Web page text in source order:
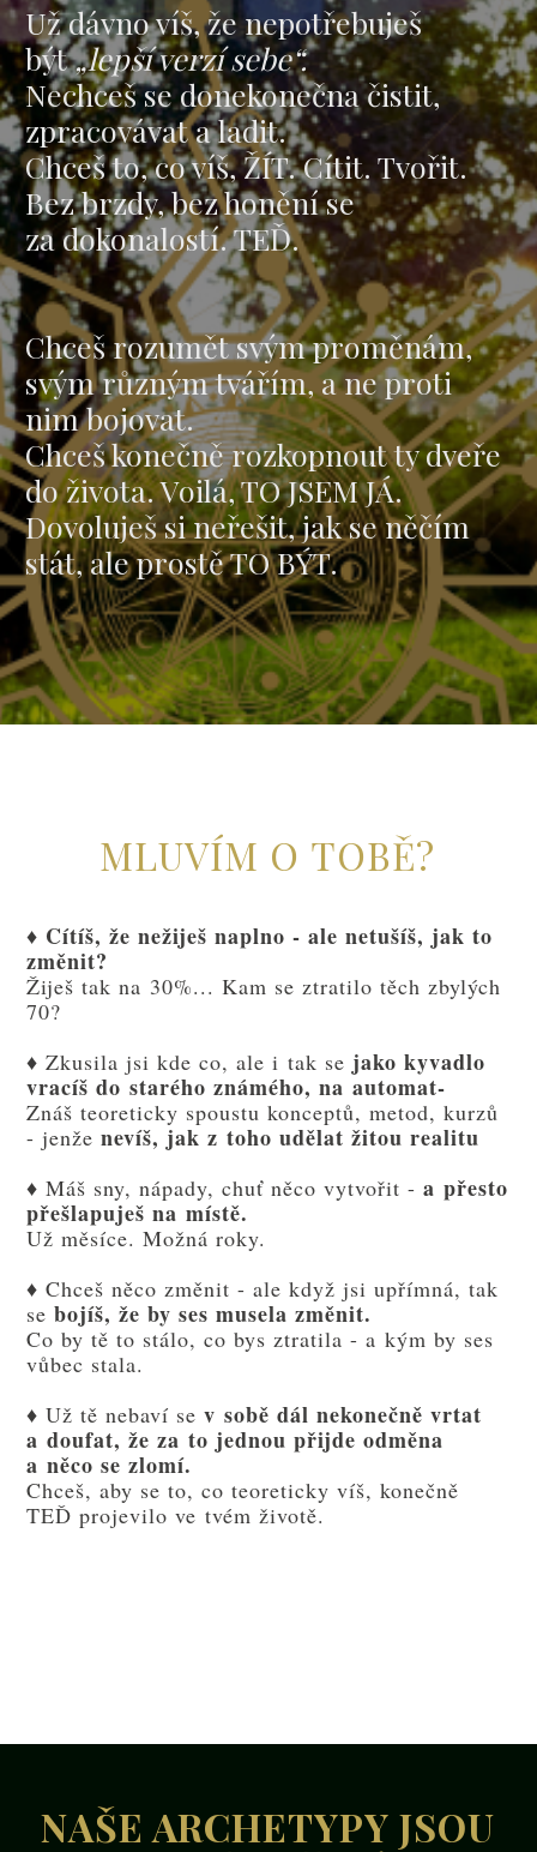
Už dávno víš, že nepotřebuješ
být„lepší verzí sebe“.
Nechceš se donekonečna čistit,
zpracovávat a ladit.
Chceš to, co víš, ŽÍT. Cítit. Tvořit.
Bez brzdy, bez honění se
za dokonalostí. TEĎ.
Chceš rozumět svým proměnám,
svým různým tvářím, a ne proti
nim bojovat.
Chceš konečně rozkopnout ty dveře
do života. Voilá, TO JSEM JÁ.
Dovoluješ si neřešit, jak se něčím
stát, ale prostě TO BÝT.
MLUVÍM O TOBĚ?
♦ Cítíš, že nežiješ naplno - ale netušíš, jak to
změnit?
Žiješ tak na 30%... Kam se ztratilo těch zbylých
70?
♦ Zkusila jsi kde co, ale i tak se jako kyvadlo
vracíš do starého známého, na automat-
Znáš teoreticky spoustu konceptů, metod, kurzů
- jenže nevíš, jak z toho udělat žitou realitu
♦ Máš sny, nápady, chuť něco vytvořit - a přesto
přešlapuješ na místě.
Už měsíce. Možná roky.
♦ Chceš něco změnit - ale když jsi upřímná, tak
se bojíš, že by ses musela změnit.
Co by tě to stálo, co bys ztratila - a kým by ses
vůbec stala.
♦ Už tě nebaví se v sobě dál nekonečně vrtat
a doufat, že za to jednou přijde odměna
a něco se zlomí.
Chceš, aby se to, co teoreticky víš, konečně
TEĎ projevilo ve tvém životě.
NAŠE ARCHETYPY JSOU